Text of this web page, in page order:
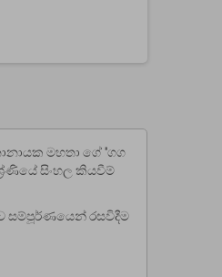
මහතා ගේ ''ගග
සිංහල කියවීම්
සම්පූර්ණයෙන් රසවිදීම